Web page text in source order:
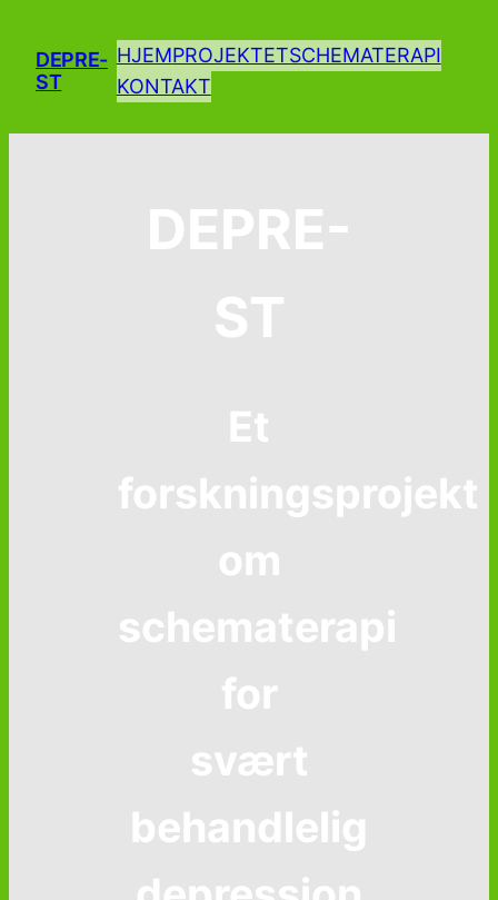
indhold
DEPRE-
ST
HJEMPROJEKTETSCHEMATERAPI
KONTAKT
DEPRE-
ST
Et
forskningsprojekt
om
schematerapi
for
svært
behandlelig